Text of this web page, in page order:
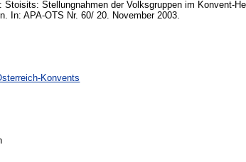
Stoisits: Stellungnahmen der Volksgruppen im
In: APA-OTS Nr. 60/ 20. November 2003.
Konvents